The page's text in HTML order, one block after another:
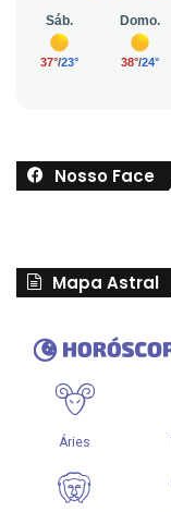
Nosso Face
Mapa Astral